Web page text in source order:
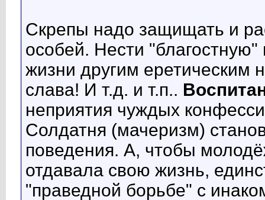
Скрепы надо защищать и
особей. Нести
жизни другим
слава! И т.д. и т.п..
неприятия чуждых
Солдатня (мачеризм)
поведения. А, чтобы
отдавала свою жизнь,
"праведной борьбе" с